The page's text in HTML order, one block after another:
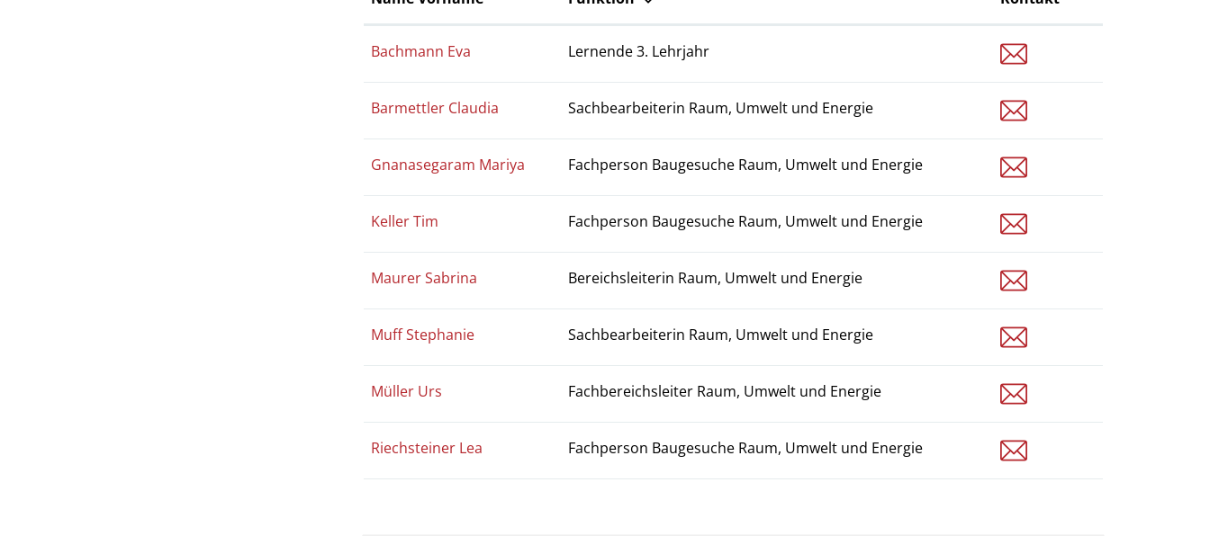
Bachmann Eva Lernende 3. Lehrjahr e.bachmann@sempach.ch
Barmettler Claudia Sachbearbeiterin Raum, Umwelt und Energie c.barmettler@sempach.ch
Gnanasegaram Mariya Fachperson Baugesuche Raum, Umwelt und Energie
Keller Tim Fachperson Baugesuche Raum, Umwelt und Energie t.keller@sempach.ch
Maurer Sabrina Bereichsleiterin Raum, Umwelt und Energie s.maurer@sempach.ch
Muff Stephanie Sachbearbeiterin Raum, Umwelt und Energie s.muff@sempach.ch
Müller Urs Fachbereichsleiter Raum, Umwelt und Energie u.mueller@sempach.ch
Riechsteiner Lea Fachperson Baugesuche Raum, Umwelt und Energie l.riechsteiner@sempach.ch